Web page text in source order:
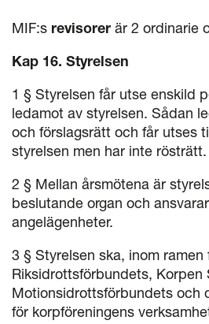
MIF:s revisorer är 2 ordinarie
Kap 16. Styrelsen
1 § Styrelsen får utse enskild
ledamot av styrelsen. Sådan
och förslagsrätt och får utses
styrelsen men har inte rösträtt.
2 § Mellan årsmötena är
beslutande organ och
angelägenheter.
3 § Styrelsen ska, inom ramen
Riksidrottsförbundets, Korpen
Motionsidrottsförbundets och
för korpföreningens